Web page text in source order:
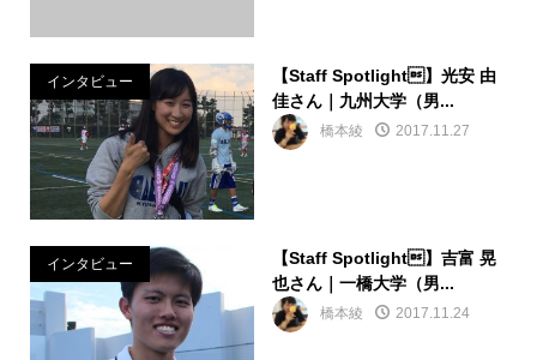
インタビュー
【Staff Spotlight】光安 由
佳さん｜九州大学（男...
橋本綾 2017.11.27
インタビュー
【Staff Spotlight】吉富 晃
也さん｜一橋大学（男...
橋本綾 2017.11.24